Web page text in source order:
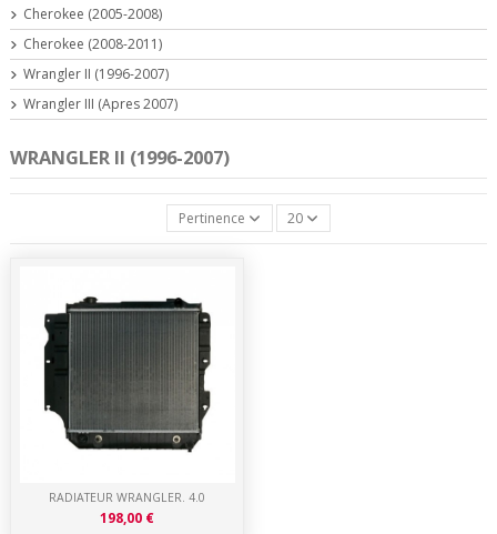
WRANGLER II (1996-2007)
Pertinence 20
RADIATEUR WRANGLER. 4.0
198,00 €
Cherokee (2005-2008)
Cherokee (2008-2011)
Wrangler II (1996-2007)
Wrangler III (Apres 2007)